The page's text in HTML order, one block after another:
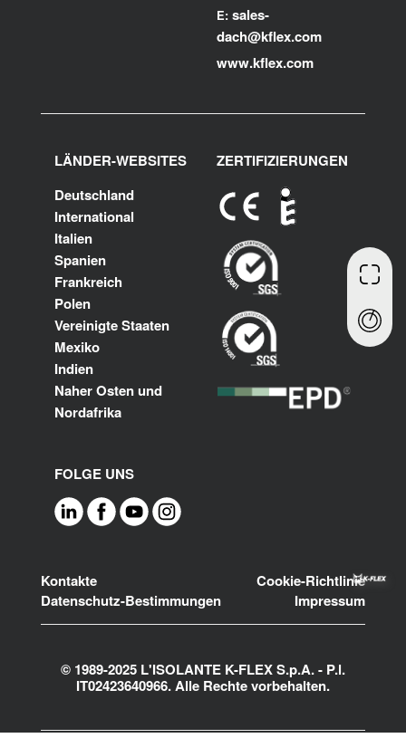
E: sales-
dach@kflex.com
www.kflex.com
LÄNDER-WEBSITES
Deutschland
International
Italien
Spanien
Frankreich
Polen
Vereinigte Staaten
Mexiko
Indien
Naher Osten und
Nordafrika
ZERTIFIZIERUNGEN
FOLGE UNS
Footer
Kontakte
Cookie-Richtlinie
Datenschutz-Bestimmungen
Impressum
© 1989-2025 L'ISOLANTE K-FLEX S.p.A. - P.l.
IT02423640966. Alle Rechte vorbehalten.